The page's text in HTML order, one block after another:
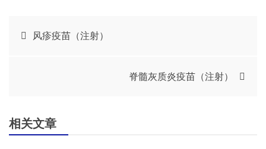
文
航
风疹疫苗（注射）
脊髓灰质炎疫苗（注射）
相关文章